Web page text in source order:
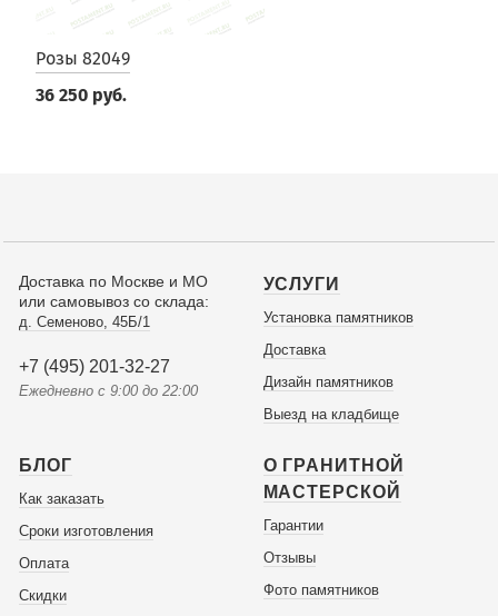
Розы 82049
36 250 руб.
Доставка по Москве и МО
или самовывоз со склада:
д. Семеново, 45Б/1
+7 (495) 201-32-27
Ежедневно с 9:00 до 22:00
УСЛУГИ
Установка памятников
Доставка
Дизайн памятников
Выезд на кладбище
БЛОГ
Как заказать
Сроки изготовления
Оплата
Скидки
О ГРАНИТНОЙ
МАСТЕРСКОЙ
Гарантии
Отзывы
Фото памятников